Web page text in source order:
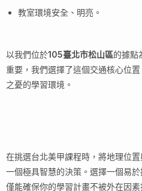
教室環境安全、明亮。
以我們位於105臺北市松山區的據點
重要，我們選擇了這個交通核心位
之憂的學習環境。
在挑選台北美甲課程時，將地理位
一個極具智慧的決策。選擇一個易
僅能確保你的學習計畫不被外在因